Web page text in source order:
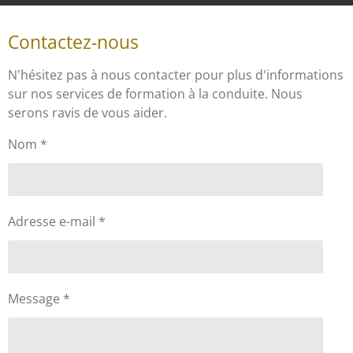
Contactez-nous
N'hésitez pas à nous contacter pour plus d'informations
sur nos services de formation à la conduite. Nous
serons ravis de vous aider.
Nom *
Adresse e-mail *
Message *